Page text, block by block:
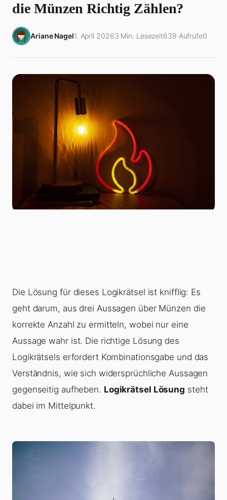
die Münzen Richtig Zählen?
Ariane Nagel1. April 20263 Min. Lesezeit639 Aufrufe0
Die Lösung für dieses Logikrätsel ist knifflig: Es
geht darum, aus drei Aussagen über Münzen die
korrekte Anzahl zu ermitteln, wobei nur eine
Aussage wahr ist. Die richtige Lösung des
Logikrätsels erfordert Kombinationsgabe und das
Verständnis, wie sich widersprüchliche Aussagen
gegenseitig aufheben. Logikrätsel Lösung steht
dabei im Mittelpunkt.